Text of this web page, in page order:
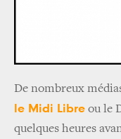
De nombreux
le Midi Libre ou le
quelques heures